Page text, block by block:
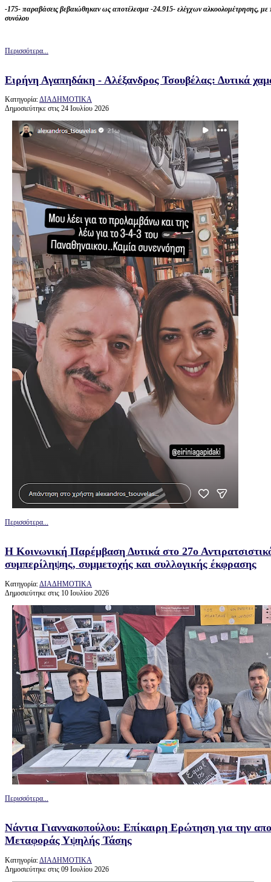
-175- παραβάσεις βεβαιώθηκαν ως αποτέλεσμα -24.915- ελέγχων αλκοολομέτρησης, με
συνόλου
Περισσότερα...
Ειρήνη Αγαπηδάκη - Αλέξανδρος Τσουβέλας: Δυτικά
Κατηγορία:ΔΙΑΔΗΜΟΤΙΚΑ
Δημοσιεύτηκε στις 24 Ιουλίου 2026
Περισσότερα...
Η Κοινωνική Παρέμβαση Δυτικά στο 27ο
συμπερίληψης, συμμετοχής και συλλογικής έκφρασης
Κατηγορία:ΔΙΑΔΗΜΟΤΙΚΑ
Δημοσιεύτηκε στις 10 Ιουλίου 2026
Περισσότερα...
Νάντια Γιαννακοπούλου: Επίκαιρη Ερώτηση για την
Μεταφοράς Υψηλής Τάσης
Κατηγορία:ΔΙΑΔΗΜΟΤΙΚΑ
Δημοσιεύτηκε στις 09 Ιουλίου 2026